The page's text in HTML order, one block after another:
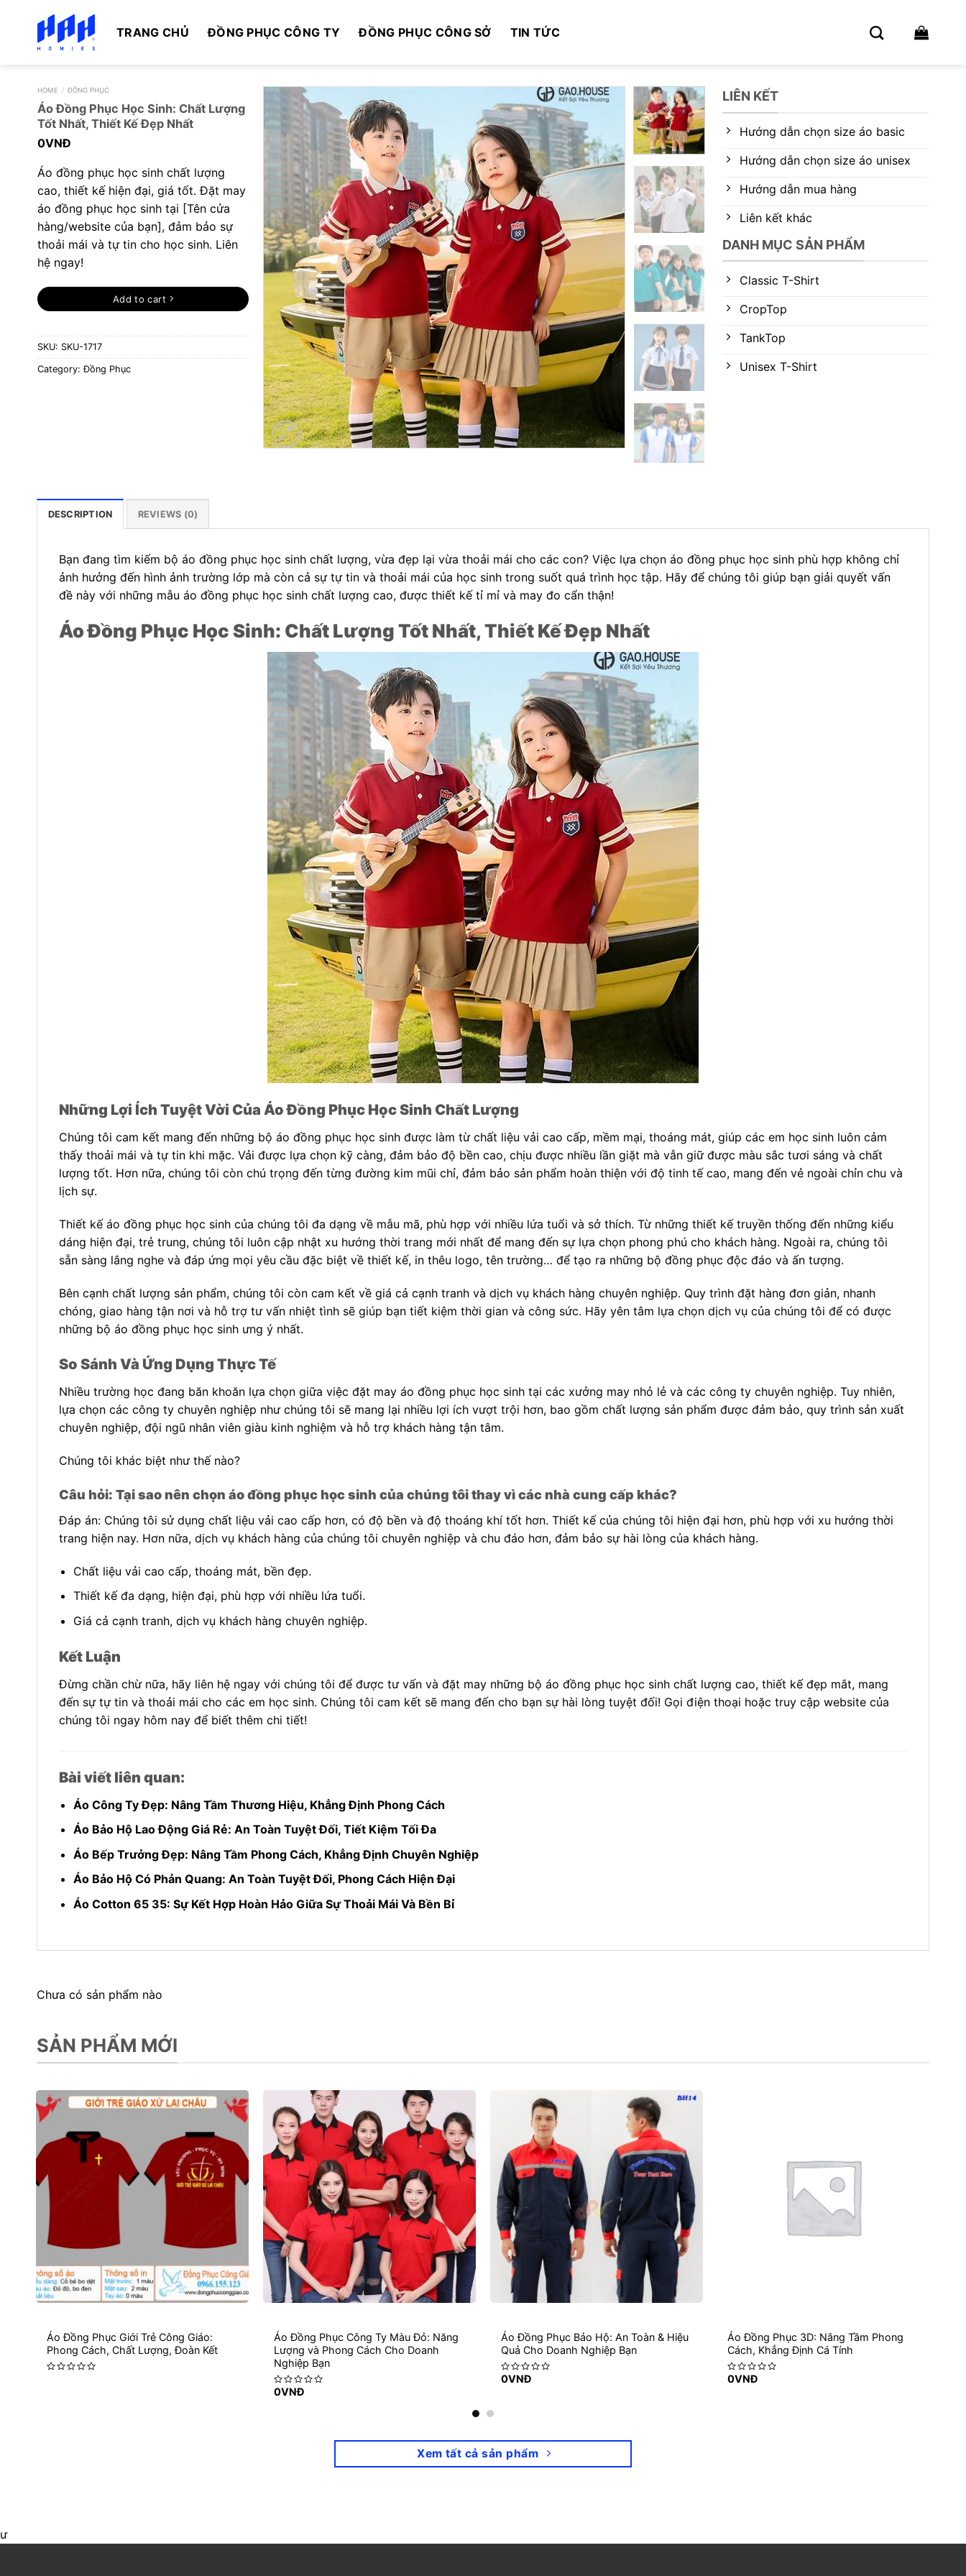
content
TRANG CHỦ ĐỒNG PHỤC CÔNG TY ĐỒNG PHỤC CÔNG SỞ TIN TỨC
HOME / ĐỒNG PHỤC
Áo Đồng Phục Học Sinh: Chất Lượng
Tốt Nhất, Thiết Kế Đẹp Nhất
0VNĐ
Áo đồng phục học sinh chất lượng
cao, thiết kế hiện đại, giá tốt. Đặt may
áo đồng phục học sinh tại [Tên cửa
hàng/website của bạn], đảm bảo sự
thoải mái và tự tin cho học sinh. Liên
hệ ngay!
Add to cart
SKU: SKU-1717
Category:Đồng Phục
LIÊN KẾT
Hướng dẫn chọn size áo basic
Hướng dẫn chọn size áo unisex
Hướng dẫn mua hàng
Liên kết khác
DANH MỤC SẢN PHẨM
Classic T-Shirt
CropTop
TankTop
Unisex T-Shirt
DESCRIPTION REVIEWS (0)
Bạn đang tìm kiếm bộ áo đồng phục học sinh chất lượng, vừa đẹp lại vừa thoải mái cho các con? Việc lựa chọn áo đồng phục học sinh phù hợp không chỉ
ảnh hưởng đến hình ảnh trường lớp mà còn cả sự tự tin và thoải mái của học sinh trong suốt quá trình học tập. Hãy để chúng tôi giúp bạn giải quyết vấn
đề này với những mẫu áo đồng phục học sinh chất lượng cao, được thiết kế tỉ mỉ và may đo cẩn thận!
Áo Đồng Phục Học Sinh: Chất Lượng Tốt Nhất, Thiết Kế Đẹp Nhất
Những Lợi Ích Tuyệt Vời Của Áo Đồng Phục Học Sinh Chất Lượng
Chúng tôi cam kết mang đến những bộ áo đồng phục học sinh được làm từ chất liệu vải cao cấp, mềm mại, thoáng mát, giúp các em học sinh luôn cảm
thấy thoải mái và tự tin khi mặc. Vải được lựa chọn kỹ càng, đảm bảo độ bền cao, chịu được nhiều lần giặt mà vẫn giữ được màu sắc tươi sáng và chất
lượng tốt. Hơn nữa, chúng tôi còn chú trọng đến từng đường kim mũi chỉ, đảm bảo sản phẩm hoàn thiện với độ tinh tế cao, mang đến vẻ ngoài chỉn chu và
lịch sự.
Thiết kế áo đồng phục học sinh của chúng tôi đa dạng về mẫu mã, phù hợp với nhiều lứa tuổi và sở thích. Từ những thiết kế truyền thống đến những kiểu
dáng hiện đại, trẻ trung, chúng tôi luôn cập nhật xu hướng thời trang mới nhất để mang đến sự lựa chọn phong phú cho khách hàng. Ngoài ra, chúng tôi
sẵn sàng lắng nghe và đáp ứng mọi yêu cầu đặc biệt về thiết kế, in thêu logo, tên trường… để tạo ra những bộ đồng phục độc đáo và ấn tượng.
Bên cạnh chất lượng sản phẩm, chúng tôi còn cam kết về giá cả cạnh tranh và dịch vụ khách hàng chuyên nghiệp. Quy trình đặt hàng đơn giản, nhanh
chóng, giao hàng tận nơi và hỗ trợ tư vấn nhiệt tình sẽ giúp bạn tiết kiệm thời gian và công sức. Hãy yên tâm lựa chọn dịch vụ của chúng tôi để có được
những bộ áo đồng phục học sinh ưng ý nhất.
So Sánh Và Ứng Dụng Thực Tế
Nhiều trường học đang băn khoăn lựa chọn giữa việc đặt may áo đồng phục học sinh tại các xưởng may nhỏ lẻ và các công ty chuyên nghiệp. Tuy nhiên,
lựa chọn các công ty chuyên nghiệp như chúng tôi sẽ mang lại nhiều lợi ích vượt trội hơn, bao gồm chất lượng sản phẩm được đảm bảo, quy trình sản xuất
chuyên nghiệp, đội ngũ nhân viên giàu kinh nghiệm và hỗ trợ khách hàng tận tâm.
Chúng tôi khác biệt như thế nào?
Câu hỏi: Tại sao nên chọn áo đồng phục học sinh của chúng tôi thay vì các nhà cung cấp khác?
Đáp án: Chúng tôi sử dụng chất liệu vải cao cấp hơn, có độ bền và độ thoáng khí tốt hơn. Thiết kế của chúng tôi hiện đại hơn, phù hợp với xu hướng thời
trang hiện nay. Hơn nữa, dịch vụ khách hàng của chúng tôi chuyên nghiệp và chu đáo hơn, đảm bảo sự hài lòng của khách hàng.
Chất liệu vải cao cấp, thoáng mát, bền đẹp.
Thiết kế đa dạng, hiện đại, phù hợp với nhiều lứa tuổi.
Giá cả cạnh tranh, dịch vụ khách hàng chuyên nghiệp.
Kết Luận
Đừng chần chừ nữa, hãy liên hệ ngay với chúng tôi để được tư vấn và đặt may những bộ áo đồng phục học sinh chất lượng cao, thiết kế đẹp mắt, mang
đến sự tự tin và thoải mái cho các em học sinh. Chúng tôi cam kết sẽ mang đến cho bạn sự hài lòng tuyệt đối! Gọi điện thoại hoặc truy cập website của
chúng tôi ngay hôm nay để biết thêm chi tiết!
Bài viết liên quan:
Áo Công Ty Đẹp: Nâng Tầm Thương Hiệu, Khẳng Định Phong Cách
Áo Bảo Hộ Lao Động Giá Rẻ: An Toàn Tuyệt Đối, Tiết Kiệm Tối Đa
Áo Bếp Trưởng Đẹp: Nâng Tầm Phong Cách, Khẳng Định Chuyên Nghiệp
Áo Bảo Hộ Có Phản Quang: An Toàn Tuyệt Đối, Phong Cách Hiện Đại
Áo Cotton 65 35: Sự Kết Hợp Hoàn Hảo Giữa Sự Thoải Mái Và Bền Bỉ
Chưa có sản phẩm nào
SẢN PHẨM MỚI
Áo Đồng Phục Giới Trẻ Công Giáo:
Phong Cách, Chất Lượng, Đoàn Kết
Áo Đồng Phục Công Ty Màu Đỏ: Năng
Lượng và Phong Cách Cho Doanh
Nghiệp Bạn
Rated
0VNĐ
Áo Đồng Phục Bảo Hộ: An Toàn & Hiệu
Quả Cho Doanh Nghiệp Bạn
Rated
0VNĐ
Áo Đồng Phục 3D: Nâng Tầm Phong
Cách, Khẳng Định Cá Tính
Rated
0VNĐ
Xem tất cả sản phẩm
ư